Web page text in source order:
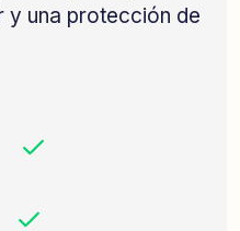
y una protección de